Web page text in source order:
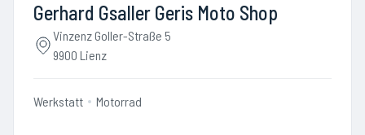
Gerhard Gsaller Geris Moto Shop
Vinzenz Goller-Straße 5
9900 Lienz
Werkstatt Motorrad